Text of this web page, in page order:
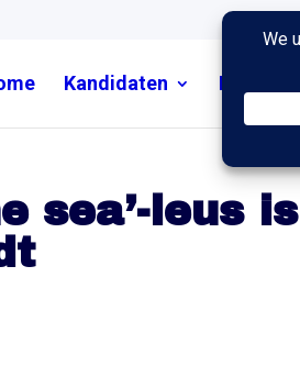
Kandidaten Nieuws
sea’-leus is